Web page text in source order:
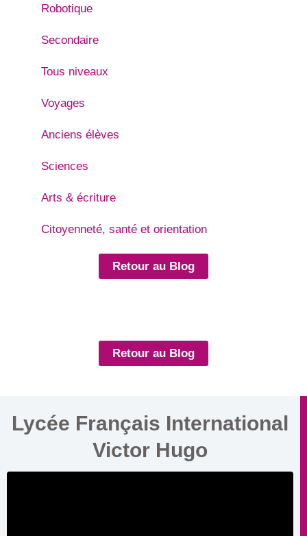
Robotique
Secondaire
Tous niveaux
Voyages
Anciens élèves
Sciences
Arts & écriture
Citoyenneté, santé et orientation
Retour au Blog
Retour au Blog
Lycée Français International
Victor Hugo